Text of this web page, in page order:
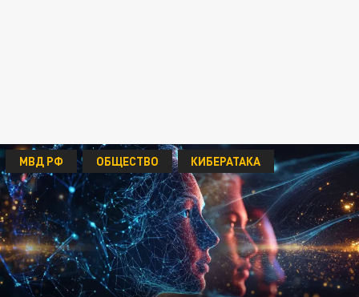
МВД РФ ОБЩЕСТВО КИБЕРАТАКА